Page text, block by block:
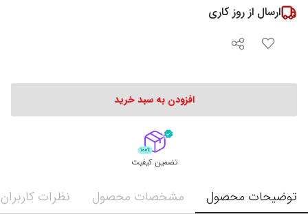
ارسال از روز کاری
افزودن به سبد خرید
تضمین کیفیت
توضیحات محصول مشخصات محصول نظرات کاربران